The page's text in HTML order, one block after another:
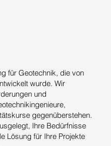
für Geotechnik, die von
wurde. Wir
und
gegenüberstehen.
Ihre Bedürfnisse
Lösung für Ihre Projekte